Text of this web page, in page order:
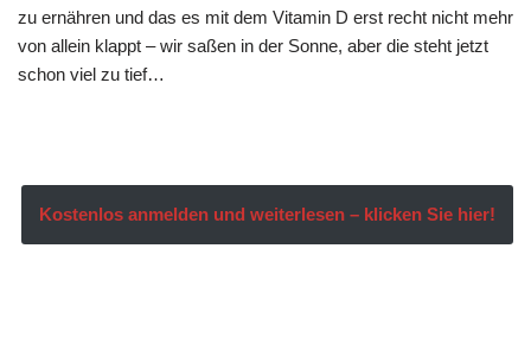
zu ernähren und das es mit dem Vitamin D erst recht nicht mehr
von allein klappt – wir saßen in der Sonne, aber die steht jetzt
schon viel zu tief…
Kostenlos anmelden und weiterlesen – klicken Sie hier!